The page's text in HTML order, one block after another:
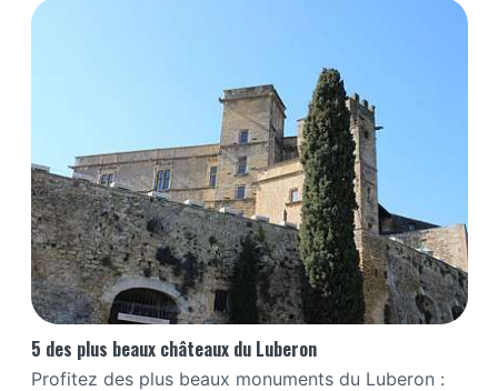
5 des plus beaux châteaux du Luberon
Profitez des plus beaux monuments du Luberon :